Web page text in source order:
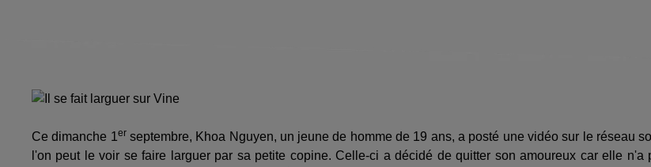
Ce dimanche 1er septembre, Khoa Nguyen, un jeune de homme de 19 ans, a posté une vidéo sur le réseau
l'on peut le voir se faire larguer par sa petite copine. Celle-ci a décidé de quitter son amoureux car elle n'a